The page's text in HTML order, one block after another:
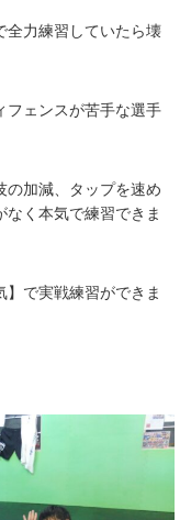
全力練習していたら壊
フェンスが苦手な選手
の加減、タップを速め
く本気で練習できま
で実戦練習ができま